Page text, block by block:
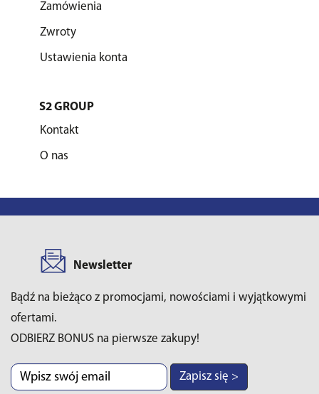
Zamówienia
Zwroty
Ustawienia konta
S2 GROUP
Kontakt
O nas
Newsletter
Bądź na bieżąco z promocjami, nowościami i wyjątkowymi
ofertami.
ODBIERZ BONUS na pierwsze zakupy!
Zapisz się >